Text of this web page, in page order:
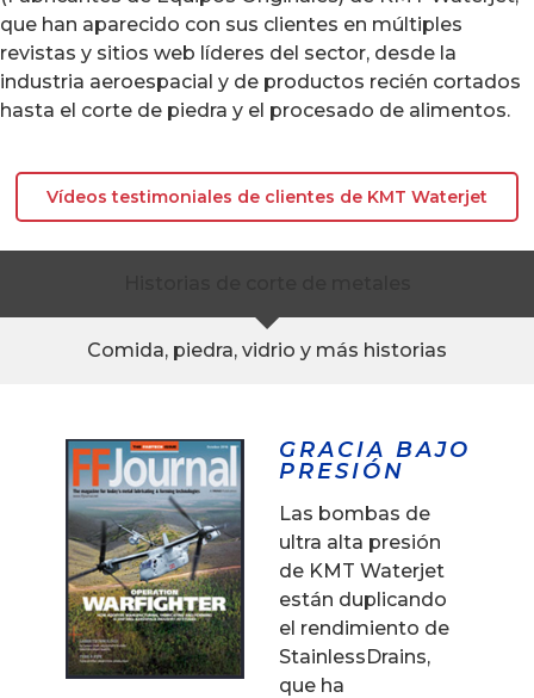
que han aparecido con sus clientes en múltiples
revistas y sitios web líderes del sector, desde la
industria aeroespacial y de productos recién cortados
hasta el corte de piedra y el procesado de alimentos.
Vídeos testimoniales de clientes de KMT Waterjet
Comida, piedra, vidrio y más historias
GRACIA BAJO
PRESIÓN
Las bombas de
ultra alta presión
de KMT Waterjet
están duplicando
el rendimiento de
StainlessDrains,
que ha